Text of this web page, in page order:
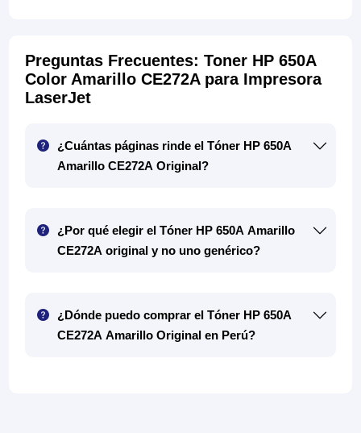
Preguntas Frecuentes: Toner HP 650A
Color Amarillo CE272A para Impresora
LaserJet
¿Cuántas páginas rinde el Tóner HP 650A
Amarillo CE272A Original?
¿Por qué elegir el Tóner HP 650A Amarillo
CE272A original y no uno genérico?
¿Dónde puedo comprar el Tóner HP 650A
CE272A Amarillo Original en Perú?